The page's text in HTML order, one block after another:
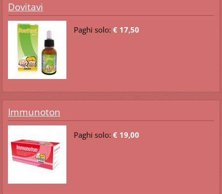
Dovitavi
Paghi solo: € 17,50
Immunoton
Paghi solo: € 19,00